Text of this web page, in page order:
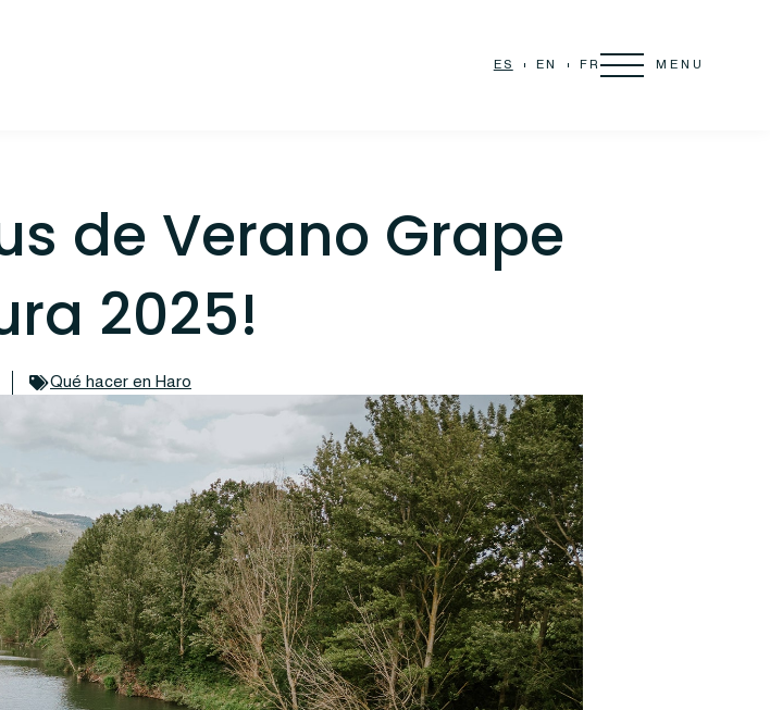
ES EN FR MENU
de Verano Grape
2025!
Qué hacer en Haro